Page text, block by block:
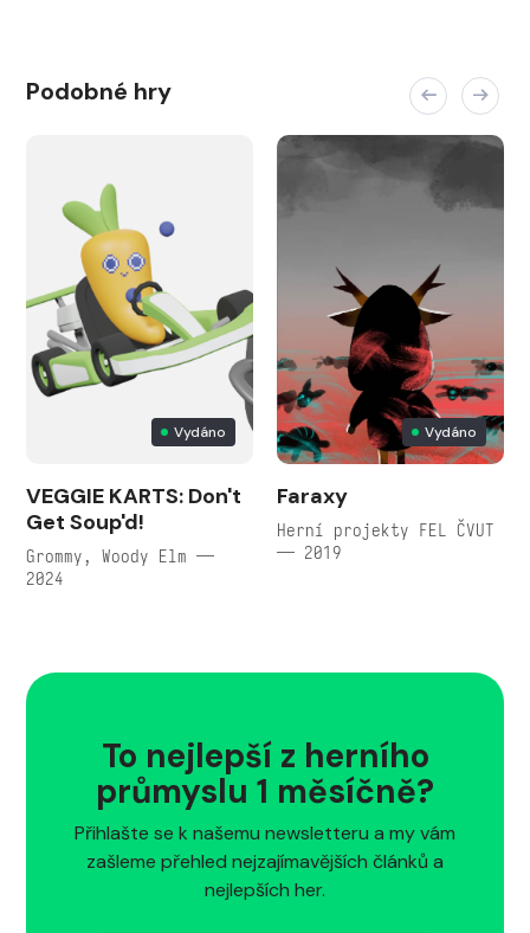
Podobné hry
Vydáno
VEGGIE KARTS: Don't
Get Soup'd!
Grommy, Woody Elm —
2024
Vydáno
Faraxy
Herní projekty FEL ČVUT
— 2019
To nejlepší z herního
průmyslu 1 měsíčně?
Přihlašte se k našemu newsletteru a my vám
zašleme přehled nejzajímavějších článků a
nejlepších her.